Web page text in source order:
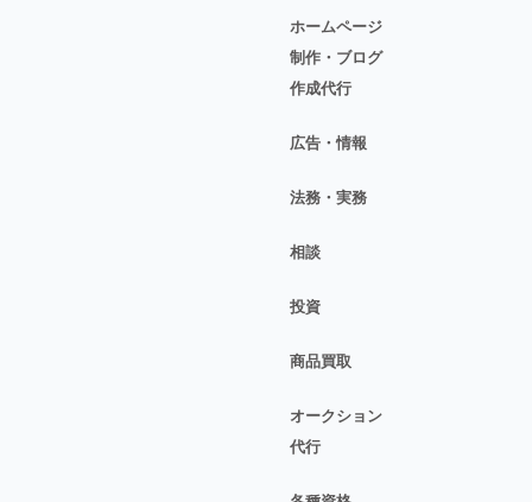
ホームページ
制作・ブログ
作成代行
広告・情報
法務・実務
相談
投資
商品買取
オークション
代行